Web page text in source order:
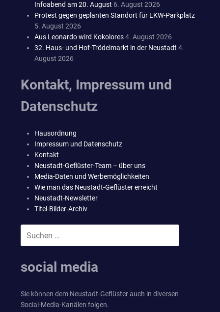
Infoabend am 20. August 6. August 2026
Protest gegen geplanten Standort für LKW-Parkplatz
5. August 2026
Aus Leonardo wird Kokolores4. August 2026
32. Haus- und Hof-Trödelmarkt in der Neustadt 4.
August 2026
Kontakt, Impressum und
Datenschutz
Hausordnung
Impressum und Datenschutz
Kontakt
Neustadt-Geflüster-Team – über uns
Media-Daten und Werbemöglichkeiten
Wie man das Neustadt-Geflüster erreicht
Neustadt-Newsletter
Titel-Bilder-Archiv
nach:
social media
Sie können dem Neustadt-Geflüster auch in diversen
Social-Media-Kanälen folgen.